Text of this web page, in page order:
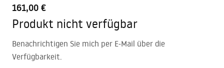
161,00 €
Produkt nicht verfügbar
Benachrichtigen Sie mich per E-Mail über die
Verfügbarkeit.